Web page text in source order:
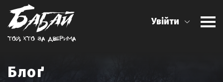
Той, хто за дверима
Увійти
Блоґ